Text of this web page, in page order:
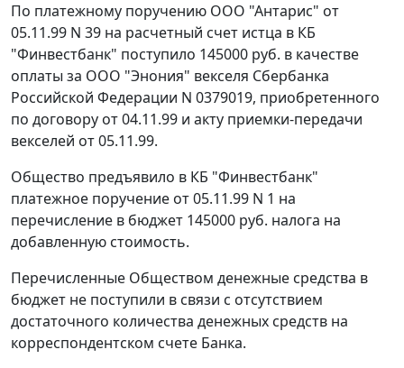
По платежному поручению ООО "Антарис" от
05.11.99 N 39 на расчетный счет истца в КБ
"Финвестбанк" поступило 145000 руб. в качестве
оплаты за ООО "Энония" векселя Сбербанка
Российской Федерации N 0379019, приобретенного
по договору от 04.11.99 и акту приемки-передачи
векселей от 05.11.99.
Общество предъявило в КБ "Финвестбанк"
платежное поручение от 05.11.99 N 1 на
перечисление в бюджет 145000 руб. налога на
добавленную стоимость.
Перечисленные Обществом денежные средства в
бюджет не поступили в связи с отсутствием
достаточного количества денежных средств на
корреспондентском счете Банка.